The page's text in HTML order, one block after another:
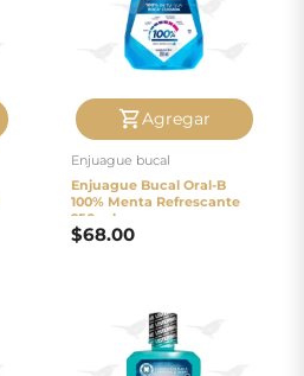
Agregar
Enjuague bucal
Enjuague Bucal Oral-B
100% Menta Refrescante
250 ml
$68.00